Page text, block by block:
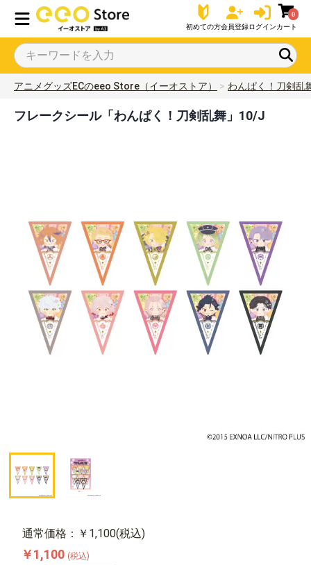
初めての方会員登録ログイン
0
カート
アニメグッズECのeeo Store（イーオストア） わんぱく！刀剣乱
フレークシール「わんぱく！刀剣乱舞」10/J
通常価格：￥1,100(税込)
￥1,100 (税込)